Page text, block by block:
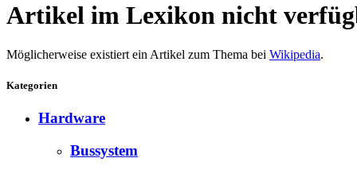
Artikel im Lexikon nicht
Möglicherweise existiert ein Artikel zum Thema bei Wikipedia.
Kategorien
Hardware
Bussystem